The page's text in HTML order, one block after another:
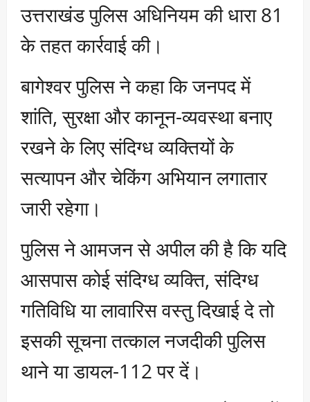
उत्तराखंड पुलिस अधिनियम की धारा 81
के तहत कार्रवाई की।
बागेश्वर पुलिस ने कहा कि जनपद में
शांति, सुरक्षा और कानून-व्यवस्था बनाए
रखने के लिए संदिग्ध व्यक्तियों के
सत्यापन और चेकिंग अभियान लगातार
जारी रहेगा।
पुलिस ने आमजन से अपील की है कि यदि
आसपास कोई संदिग्ध व्यक्ति, संदिग्ध
गतिविधि या लावारिस वस्तु दिखाई दे तो
इसकी सूचना तत्काल नजदीकी पुलिस
थाने या डायल-112 पर दें।